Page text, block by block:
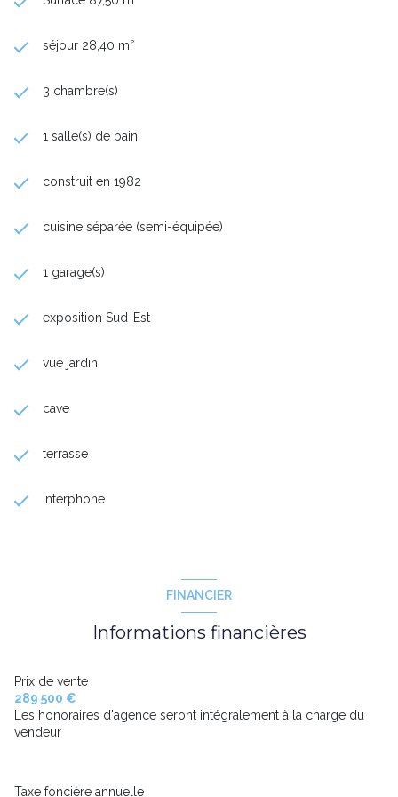
séjour 28,40 m²
3 chambre(s)
1 salle(s) de bain
construit en 1982
cuisine séparée (semi-équipée)
1 garage(s)
exposition Sud-Est
vue jardin
cave
terrasse
interphone
FINANCIER
Informations financières
Prix de vente
289 500 €
Les honoraires d'agence seront intégralement à la charge du
vendeur
Taxe foncière annuelle